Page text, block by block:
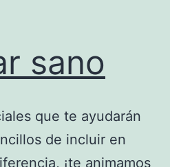
sano
que te ayudarán
de incluir en
¡te animamos